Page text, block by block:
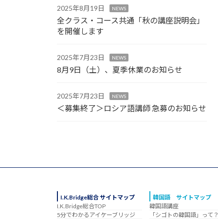
2025年8月19日 NEWS
全クラス・コース共通「秋の講座説明会」
を開催します
2025年7月23日 NEWS
8月9日（土）、夏季休業のお知らせ
2025年7月23日 NEWS
＜募集終了＞ロシア語講師 急募のお知らせ
I.K.Bridge総合 サイトマップ
I.K.Bridge総合TOP
5分でわかるアイケーブリッジ
韓国語 サイトマップ
韓国語講座
「シゴトの韓国語」って？